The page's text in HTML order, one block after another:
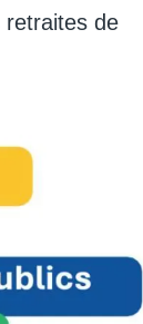
retraites de